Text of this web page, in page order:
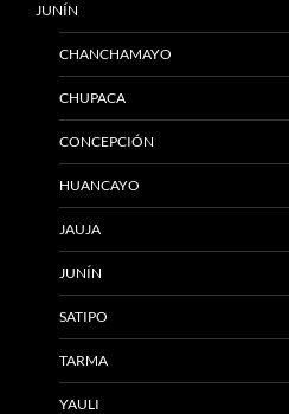
JUNÍN
CHANCHAMAYO
CHUPACA
CONCEPCIÓN
HUANCAYO
JAUJA
JUNÍN
SATIPO
TARMA
YAULI